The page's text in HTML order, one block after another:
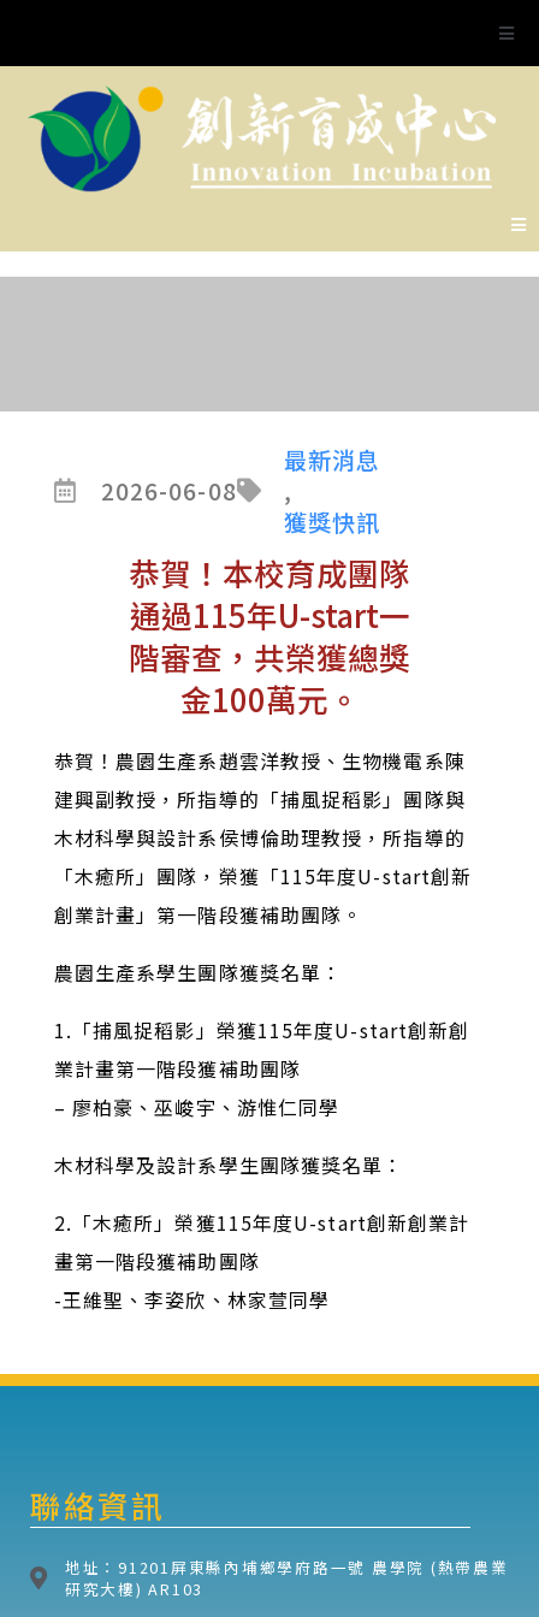
2026-06-08
最新消息
,
獲獎快訊
恭賀！本校育成團隊
通過115年U-start一
階審查，共榮獲總獎
金100萬元。
恭賀！農園生產系趙雲洋教授、生物機電系陳
建興副教授，所指導的「捕風捉稻影」團隊與
木材科學與設計系侯博倫助理教授，所指導的
「木癒所」團隊，榮獲「115年度U-start創新
創業計畫」第一階段獲補助團隊。
農園生產系學生團隊獲獎名單：
1.「捕風捉稻影」榮獲115年度U-start創新創
業計畫第一階段獲補助團隊
– 廖柏豪、巫峻宇、游惟仁同學
木材科學及設計系學生團隊獲獎名單：
2.「木癒所」榮獲115年度U-start創新創業計
畫第一階段獲補助團隊
-王維聖、李姿欣、林家萱同學
聯絡資訊
地址：91201屏東縣內埔鄉學府路一號 農學院 (熱帶農業
研究大樓) AR103